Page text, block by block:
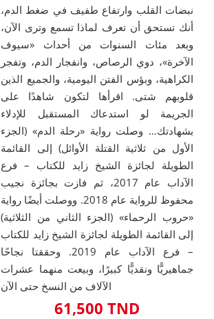
نبضات القلب وارتفاع طفيف في ضغط الدم،
أنك تستحق أن تعرف لماذا تسمع وترى الآن،
وبعد مئات السنوات من أحداث «سيوف
الآخرة»، دوي الرصاص، وانفجار الدم، وتفجر
الكراهية، وبؤس الفتن اليومية، والجميع الذين
قلوبهم شتى. اقرأها لتكون شاهدًا على
الجريمة لو استدعاك المستقبل للإدلاء
بشهادتك… وصلت رواية «رحلة الدم» (الجزء
الأول من ثلاثية القتلة الأوائل) إلى القائمة
الطويلة لجائزة الشيخ زايد للكتاب – فرع
الآداب عام 2017، ثم فازت بجائزة نجيب
محفوظ للرواية عام 2018. ووصلت أيضًا رواية
«حروب الرحماء» (الجزء الثاني من الثلاثية)
إلى القائمة الطويلة لجائزة الشيخ زايد للكتاب
– فرع الآداب عام 2019. وحققتا نجاحًا
جماهيريًّا ونقديًّا كبيرًا، وبيعت منهما عشرات
الآلاف من النسخ حتى الآن
61,500 TND